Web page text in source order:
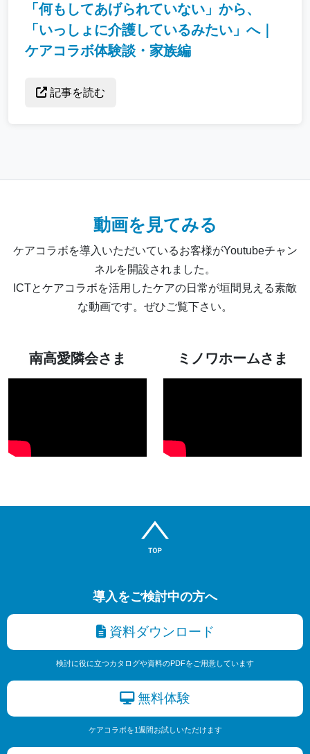
「何もしてあげられていない」から、
「いっしょに介護しているみたい」へ｜
ケアコラボ体験談・家族編
記事を読む
動画を見てみる
ケアコラボを導入いただいているお客様がYoutubeチャン
ネルを開設されました。
ICTとケアコラボを活用したケアの日常が垣間見える素敵
な動画です。ぜひご覧下さい。
南高愛隣会さま ミノワホームさま
導入をご検討中の方へ
資料ダウンロード
検討に役に立つカタログや資料のPDFをご用意しています
無料体験
ケアコラボを1週間お試しいただけます